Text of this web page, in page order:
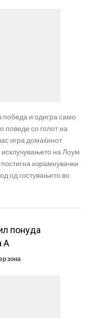
победа и одигра само
поведе со голот на
игра домаќинот
на Лоум
израмнувачки
од гостувањето во
понуда
А
зона